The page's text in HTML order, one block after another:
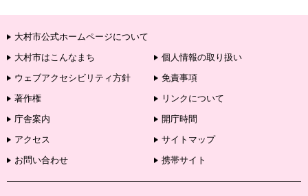
大村市公式ホームページについて
大村市はこんなまち
個人情報の取り扱い
ウェブアクセシビリティ方針
免責事項
著作権
リンクについて
庁舎案内
開庁時間
アクセス
サイトマップ
お問い合わせ
携帯サイト